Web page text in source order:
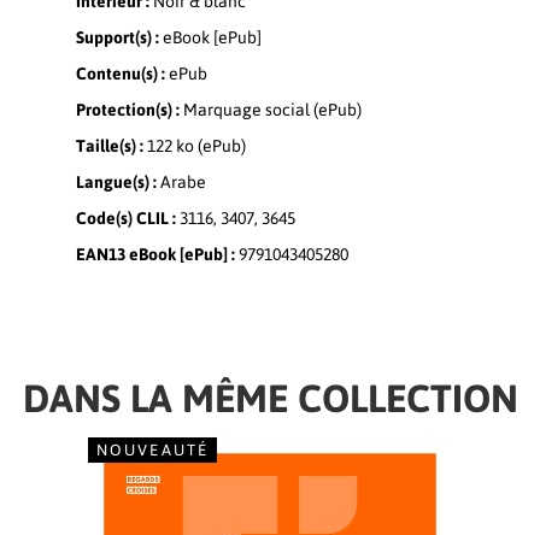
Support(s) :eBook [ePub]
Contenu(s) :ePub
Protection(s) :Marquage social (ePub)
Taille(s) :122 ko (ePub)
Langue(s) :Arabe
Code(s) CLIL :3116, 3407, 3645
EAN13 eBook [ePub] :9791043405280
DANS LA MÊME COLLECTION
NOUVEAUTÉ